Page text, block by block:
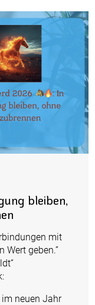
bleiben,
mit
Wert geben.”
neuen Jahr